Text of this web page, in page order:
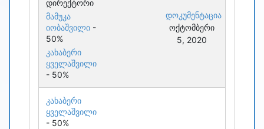
დირექტორი
მამუკა
იობაშვილი -
50%
კახაბერი
ყველაშვილი
- 50%
დოკუმენტაცია
ოქტომბერი
5, 2020
კახაბერი
ყველაშვილი
- 50%